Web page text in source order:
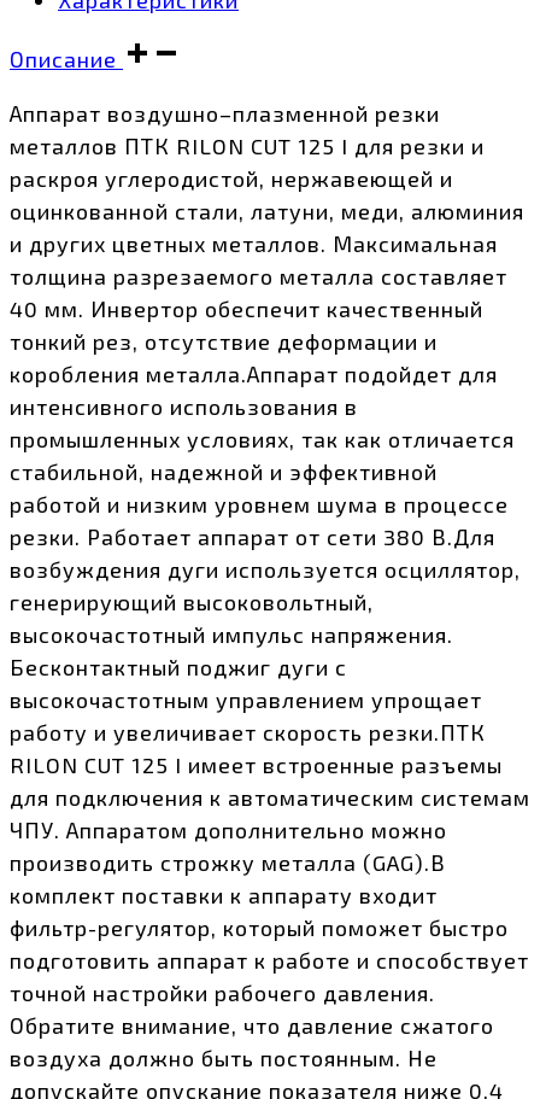
Описание
Аппарат воздушно–плазменной резки
металлов ПТК RILON CUT 125 I для резки и
раскроя углеродистой, нержавеющей и
оцинкованной стали, латуни, меди, алюминия
и других цветных металлов. Максимальная
толщина разрезаемого металла составляет
40 мм. Инвертор обеспечит качественный
тонкий рез, отсутствие деформации и
коробления металла.Аппарат подойдет для
интенсивного использования в
промышленных условиях, так как отличается
стабильной, надежной и эффективной
работой и низким уровнем шума в процессе
резки. Работает аппарат от сети 380 В.Для
возбуждения дуги используется осциллятор,
генерирующий высоковольтный,
высокочастотный импульс напряжения.
Бесконтактный поджиг дуги с
высокочастотным управлением упрощает
работу и увеличивает скорость резки.ПТК
RILON CUT 125 I имеет встроенные разъемы
для подключения к автоматическим системам
ЧПУ. Аппаратом дополнительно можно
производить строжку металла (GAG).В
комплект поставки к аппарату входит
фильтр-регулятор, который поможет быстро
подготовить аппарат к работе и способствует
точной настройки рабочего давления.
Обратите внимание, что давление сжатого
воздуха должно быть постоянным. Не
допускайте опускание показателя ниже 0,4